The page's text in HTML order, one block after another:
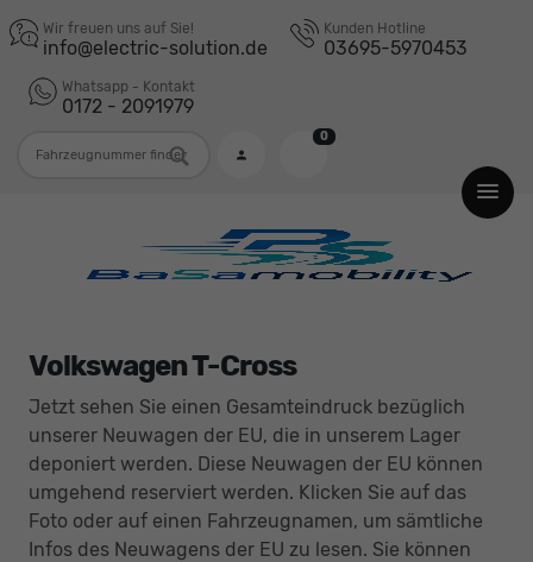
Wir freuen uns auf Sie!
info@electric-solution.de
Kunden Hotline
03695-5970453
Whatsapp - Kontakt
0172 - 2091979
0
Volkswagen T-Cross
Jetzt sehen Sie einen Gesamteindruck bezüglich
unserer Neuwagen der EU, die in unserem Lager
deponiert werden. Diese Neuwagen der EU können
umgehend reserviert werden. Klicken Sie auf das
Foto oder auf einen Fahrzeugnamen, um sämtliche
Infos des Neuwagens der EU zu lesen. Sie können